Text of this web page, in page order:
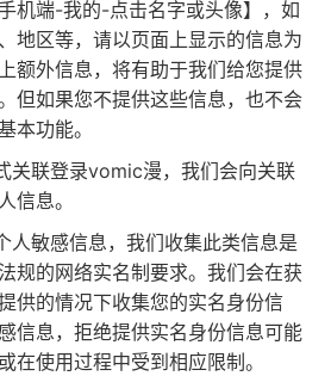
机端-我的-点击名字或头像】，如
地区等，请以页面上显示的信息为
额外信息，将有助于我们给您提供
但如果您不提供这些信息，也不会
本功能。
关联登录vomic漫，我们会向关联
信息。
人敏感信息，我们收集此类信息是
规的网络实名制要求。我们会在获
供的情况下收集您的实名身份信
信息，拒绝提供实名身份信息可能
在使用过程中受到相应限制。